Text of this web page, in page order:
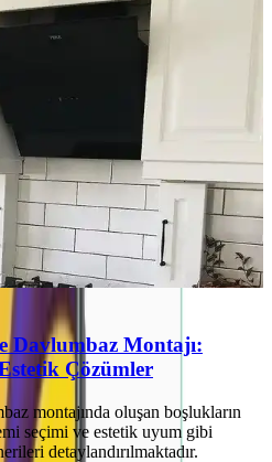
Davlumbaz Montajı:
Çözümler
montajında oluşan boşlukların
seçimi ve estetik uyum gibi
detaylandırılmaktadır.